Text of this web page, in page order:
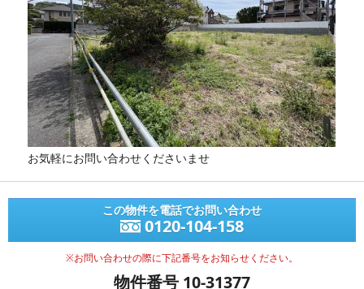
お気軽にお問い合わせくださいませ
この物件を電話でお問い合わせ
0120-104-158
※お問い合わせの際に下記番号をお知らせください。
物件番号 10-31377